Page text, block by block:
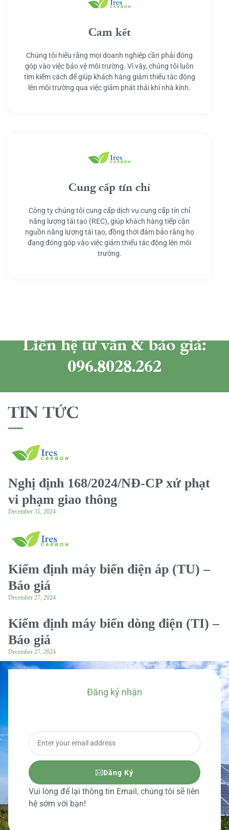
Cam kết
Chúng tôi hiểu rằng mọi doanh nghiệp cần phải đóng
góp vào việc bảo vệ môi trường. Vì vậy, chúng tôi luôn
tìm kiếm cách để giúp khách hàng giảm thiểu tác động
lên môi trường qua việc giảm phát thải khí nhà kính.
Cung cấp tín chỉ
Công ty chúng tôi cung cấp dịch vụ cung cấp tín chỉ
năng lượng tái tạo (REC), giúp khách hàng tiếp cận
nguồn năng lượng tái tạo, đồng thời đảm bảo rằng họ
đang đóng góp vào việc giảm thiểu tác động lên môi
trường.
Liên hệ tư vấn & báo giá:
096.8028.262
TIN TỨC
Nghị định 168/2024/NĐ-CP xử phạt
vi phạm giao thông
December 31, 2024
Kiểm định máy biến điện áp (TU) –
Báo giá
December 27, 2024
Kiểm định máy biến dòng điện (TI) –
Báo giá
December 27, 2024
Đăng ký nhận
Đăng Ký
Vui lòng để lại thông tin Email, chúng tôi sẽ liên
hệ sớm với bạn!